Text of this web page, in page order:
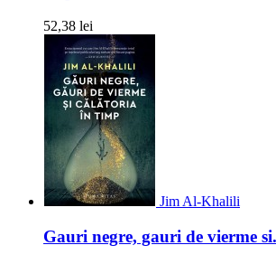
52,38 lei
Jim Al-Khalili
Gauri negre, gauri de vierme